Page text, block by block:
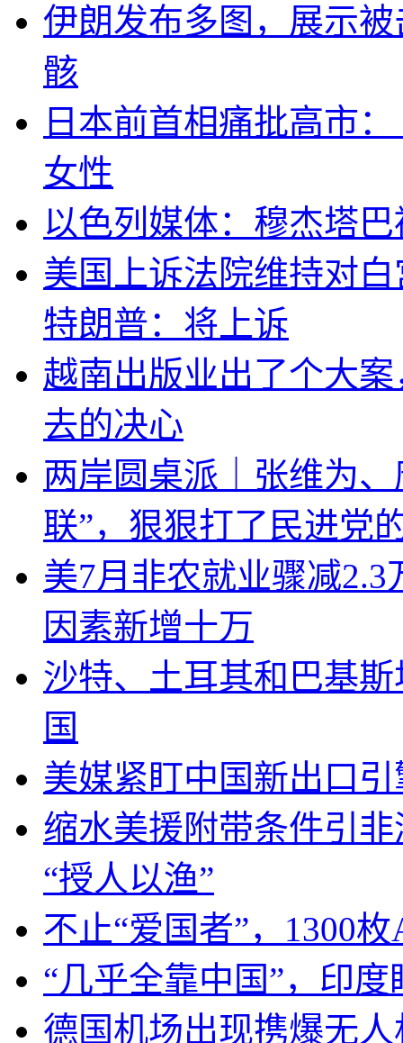
伊朗发布多图，展示
骸
日本前首相痛批高市
女性
以色列媒体：穆杰塔
美国上诉法院维持对
特朗普：将上诉
越南出版业出了个大
去的决心
两岸圆桌派｜张维为
联”，狠狠打了民进党
美7月非农就业骤减
因素新增十万
沙特、土耳其和巴基
国
美媒紧盯中国新出口
缩水美援附带条件引
“授人以渔”
不止“爱国者”，1300
“几乎全靠中国”，印
德国机场出现携爆无